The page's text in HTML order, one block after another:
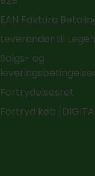
EAN Faktura
Leverandør til
Salgs- og
Fortrydelsesret
Fortryd køb